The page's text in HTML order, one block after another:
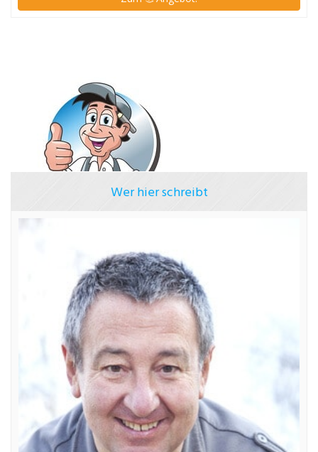
Wer hier schreibt